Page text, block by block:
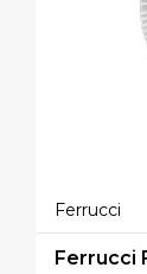
Ferrucci